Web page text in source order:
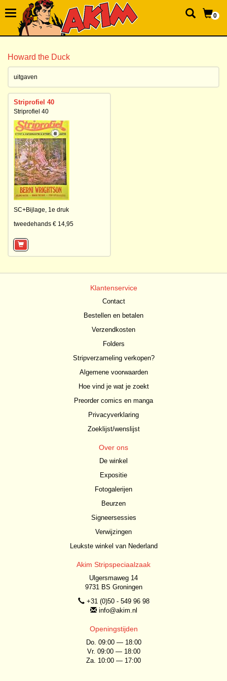
0
Howard the Duck
uitgaven
Striprofiel 40
Striprofiel 40
SC+Bijlage, 1e druk
tweedehands € 14,95
Klantenservice
Contact
Bestellen en betalen
Verzendkosten
Folders
Stripverzameling verkopen?
Algemene voorwaarden
Hoe vind je wat je zoekt
Preorder comics en manga
Privacyverklaring
Zoeklijst/wenslijst
Over ons
De winkel
Expositie
Fotogalerijen
Beurzen
Signeersessies
Verwijzingen
Leukste winkel van Nederland
Akim Stripspeciaalzaak
Ulgersmaweg 14
9731 BS Groningen
+31 (0)50 - 549 96 98
info@akim.nl
Openingstijden
Do. 09:00 — 18:00
Vr. 09:00 — 18:00
Za. 10:00 — 17:00